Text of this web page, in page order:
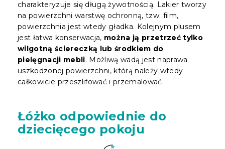
charakteryzuje się długą żywotnością. Lakier tworzy
na powierzchni warstwę ochronną, tzw. film,
powierzchnia jest wtedy gładka. Kolejnym plusem
jest łatwa konserwacja, można ją przetrzeć tylko
wilgotną ściereczką lub środkiem do
pielęgnacji mebli. Możliwą wadą jest naprawa
uszkodzonej powierzchni, którą należy wtedy
całkowicie przeszlifować i przemalować.
Łóżko odpowiednie do
dziecięcego pokoju